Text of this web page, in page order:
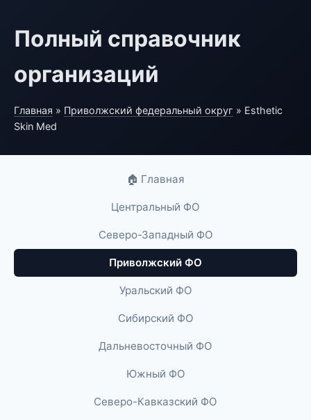
Полный справочник
организаций
Главная » Приволжский федеральный округ » Esthetic
Skin Med
🏠 Главная
Центральный ФО
Северо-Западный ФО
Приволжский ФО
Уральский ФО
Сибирский ФО
Дальневосточный ФО
Южный ФО
Северо-Кавказский ФО